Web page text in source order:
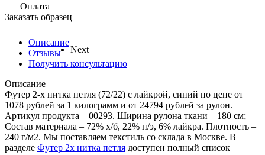
Next
Оплата
Заказать образец
Описание
Отзывы
Получить консультацию
Описание
Футер 2-х нитка петля (72/22) с лайкрой, синий по цене от
1078 рублей за 1 килограмм и от 24794 рублей за рулон.
Артикул продукта – 00293. Ширина рулона ткани – 180 см;
Состав материала – 72% х/б, 22% п/э, 6% лайкра. Плотность –
240 г/м2. Мы поставляем текстиль со склада в Москве. В
разделе Футер 2х нитка петля доступен полный список